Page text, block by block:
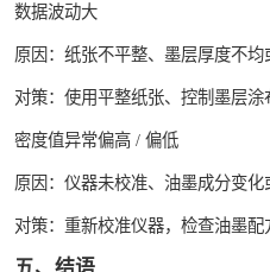
数据波动大
原因：纸张不平整、墨层厚度不均
对策：使用平整纸张、控制墨层涂
密度值异常偏高 / 偏低
原因：仪器未校准、油墨成分变化
对策：重新校准仪器，检查油墨配
五、结语